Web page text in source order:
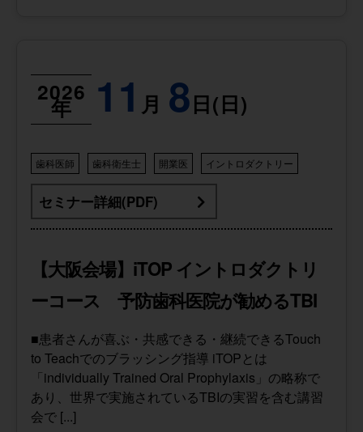
2026
年 11 月 8日(日)
歯科医師 歯科衛生士 開業医 イントロダクトリー
セミナー詳細(PDF)
【大阪会場】iTOP イントロダクトリ
ーコース 予防歯科医院が勧めるTBI
■患者さんが喜ぶ・共感できる・継続できるTouch
to Teachでのブラッシング指導 iTOPとは
「individually Trained Oral Prophylaxis」の略称で
あり、世界で実施されているTBIの実習を含む講習
会で [...]